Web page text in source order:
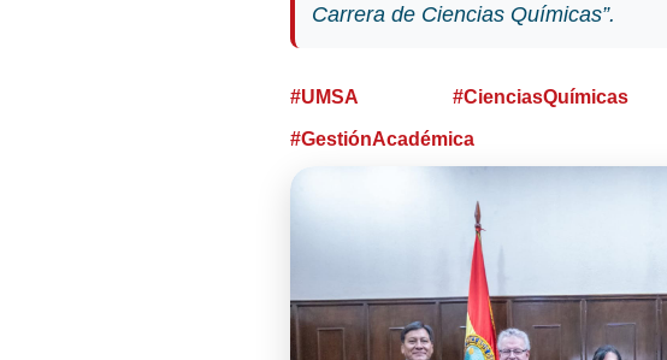
Carrera de Ciencias Químicas”.
#UMSA #CienciasQuímicas
#GestiónAcadémica